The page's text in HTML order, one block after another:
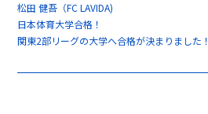
松田 健吾（FC LAVIDA)
日本体育大学合格！
関東2部リーグの大学へ合格が決まりました！